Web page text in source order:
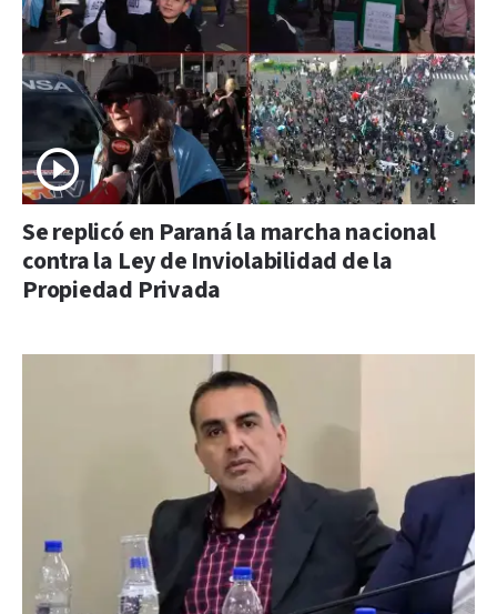
Se replicó en Paraná la marcha nacional
contra la Ley de Inviolabilidad de la
Propiedad Privada